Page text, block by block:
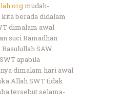
mudah-
berada didalam
dimalam awal
suci Ramadhan
SAW
apabila
dimalam hari awal
Allah SWT tidak
tersebut selama-